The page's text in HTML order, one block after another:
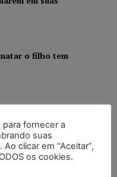
o filho tem
e autistas de todos os
fornecer a
suas
clicar em “Aceitar”,
os cookies.